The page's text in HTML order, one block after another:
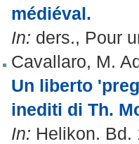
médiéval.
In: ders., Pour
Cavallaro, M.
Un liberto
inediti di Th.
In: Helikon. Bd.